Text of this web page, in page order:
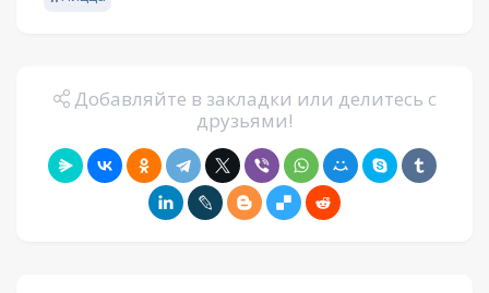
Добавляйте в закладки или делитесь с
друзьями!